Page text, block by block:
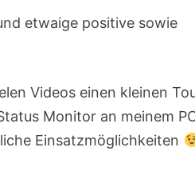
etwaige positive sowie
Videos einen kleinen
Monitor an meinem
Einsatzmöglichkeiten